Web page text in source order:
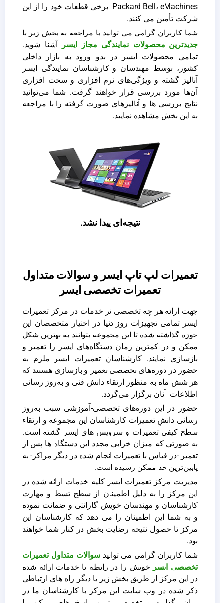
Packard Bell، eMachines برخی قطعات خود را از این
شرکت تأمین می‌ کنند.
شما کاربران گرامی می توانید با مراجعه به بخش زیر با
جدیدترین محصولات نمایندگی مجاز ایسر
آشنا شوید.
تمامی محصولات ایسر در بدو ورود به بازار داخلی
کشور، توسط مهندسان و کارشناسان نمایندگی ایسر
آنالیز گشته و ویژگی‌های نرم افزاری و سخت افزاری
آن‌ها مورد بررسی قرار خواهند گرفت. شما می‌توانید
نتایج بررسی‌ ها و آنالیزهای صورت گرفته را با مراجعه
به این بخش مشاهده نمایید.
نتیجه‌ای پیدا نشد.
تعمیرات لپ تاپ ایسر و سوالات متداول
تعمیرات تخصصی ایسر
جهت ارائه هر چه تخصصی تر خدمات در مرکز تعمیرات
ایسر تمامی تجهیزات روز دنیا در اختیار متخصصان این
حوزه گذاشته شده‌ تا این مجموعه بتوانند به بهترین شکل
ممکن و در کمترین زمان دستگاه‌های ایسر را تعمیر و
بازسازی نمایند. کارشناسان تعمیرات ایسر ملزم به
حضور در دوره‌های تخصصی تعمیر و بازسازی هستند که
هر شش ماه به منظور ارتقاء دانش فنی و به‌روز رسانی
اطلاعات آنان برگزار می‌گردد.
حضور در این دوره‌های تخصصی-آموزشی سبب به‌روز
رسانی دانشِ تعمیرات کارشناسان این مجموعه و ارتقاء
سطح کیفی تعمیرات و سرویس های ایسر گشته است.
به صورتی که میزان خرابی مجدد این دستگاه ها پس از
تعمیر -در قیاس با تعمیرات انجام شده در دیگر مراکز- به
پایین‌ترین حد ممکن رسیده است.
مدیریت مرکز تعمیرات ایسر کلیه خدمات ارائه شده در
این مرکز را به دلیل اطمینان از سطح تسط و مهارت
کارشناسان و مهندسان خویش گارانتی و ضمانت نموده
و به شما این اطمینان را می دهد که کارشناسان این
مرکز تا حصول نتیجه رضایت بخش در کنار شما خواهند
بود.
شما کاربران گرامی می توانیدسوالات متداول تعمیرات
تخصصی ایسر خویش را در رابطه با خدمات ارائه شده
در این مرکز از طریق بخش زیر یا دیگر راه های ارتباطی
ذکر شده در وب سایت این مرکز با کارشناسان ما در